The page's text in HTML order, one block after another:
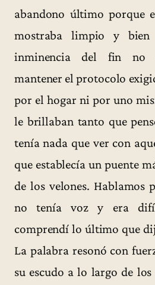
abandono último porque
mostraba limpio y bien
inminencia del fin no
mantener el protocolo
por el hogar ni por uno
le brillaban tanto que
tenía nada que ver con
que establecía un puente
de los velones. Hablamos
no tenía voz y era
comprendí lo último que
La palabra resonó con
su escudo a lo largo de los